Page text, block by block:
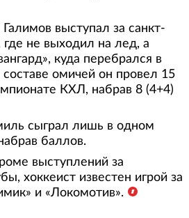
выступал за санкт-
не выходил на лед, а
куда перебрался в
омичей он провел 15
КХЛ, набрав 8 (4+4)
сыграл лишь в одном
баллов.
выступлений за
хоккеист известен игрой за
и «Локомотив».